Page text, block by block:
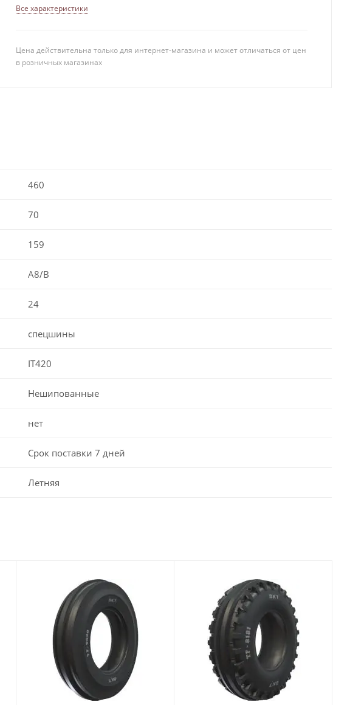
Все характеристики
Цена действительна только для интернет-магазина и может отличаться от цен
в розничных магазинах
460
70
159
A8/B
24
спецшины
IT420
Нешипованные
нет
Срок поставки 7 дней
Летняя